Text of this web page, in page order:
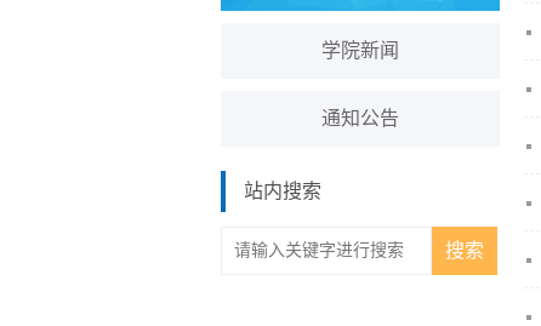
学院新闻
通知公告
站内搜索